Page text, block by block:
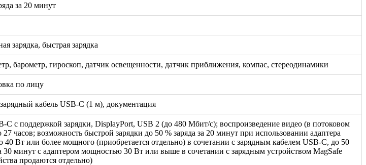
за 20 минут
зарядка, быстрая зарядка
барометр, гироскоп, датчик освещенности, датчик приближения, компас, стереодинамики
по лицу
кабель USB-C (1 м), документация
C с поддержкой зарядки, DisplayPort, USB 2 (до 480 Мбит/с); воспроизведение видео (в потоковом
часов; возможность быстрой зарядки до 50 % заряда за 20 минут при использовании адаптера
Вт или более мощного (приобретается отдельно) в сочетании с зарядным кабелем USB-C, до 50
30 минут с адаптером мощностью 30 Вт или выше в сочетании с зарядным устройством MagSafe
продаются отдельно)